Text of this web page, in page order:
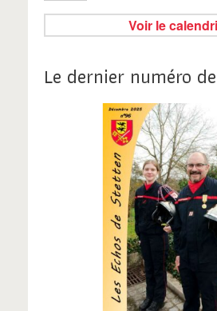
Voir le
Le dernier numéro